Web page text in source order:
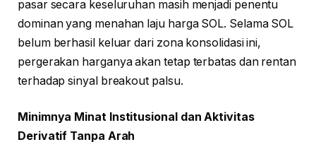
pasar secara keseluruhan masih menjadi penentu
dominan yang menahan laju harga SOL. Selama SOL
belum berhasil keluar dari zona konsolidasi ini,
pergerakan harganya akan tetap terbatas dan rentan
terhadap sinyal breakout palsu.
Minimnya Minat Institusional dan Aktivitas
Derivatif Tanpa Arah